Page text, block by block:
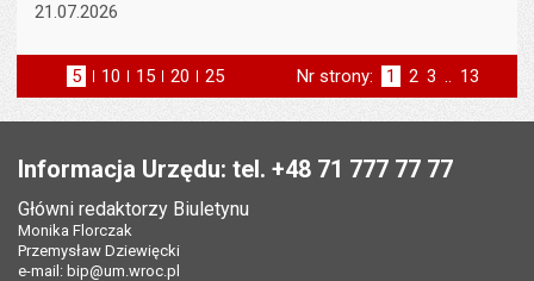
21.07.2026
5 elementów na stronie
10 elementów
na stronie
15 elementów
na stronie
20 elementów
na stronie
25 elementów
na stronie
Nr strony: Strona
1 Strona
2 Strona
3 .. Strona
13
Informacja Urzędu: tel. +48 71 777 77 77
Główni redaktorzy Biuletynu
Monika Florczak
Przemysław Dziewięcki
e-mail: bip@um.wroc.pl